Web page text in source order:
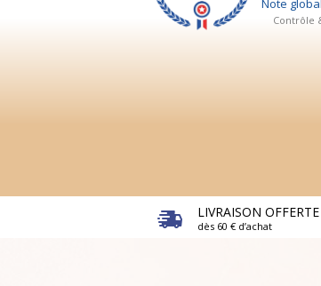
LIVRAISON OFFERTE
dès 60 € d’achat